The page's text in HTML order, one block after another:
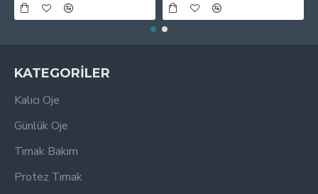
KATEGORİLER
Kalıcı Oje
Günlük Oje
Tırnak Bakım
Protez Tırnak